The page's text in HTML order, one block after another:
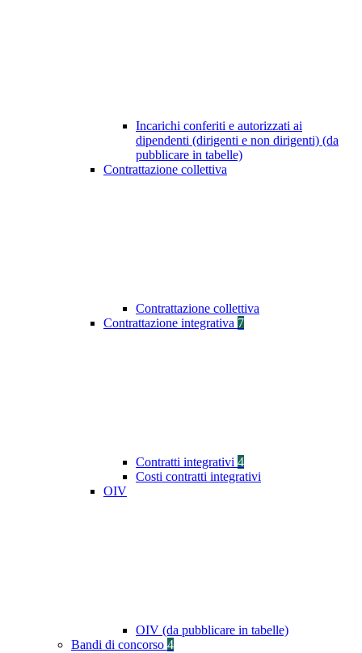
Incarichi conferiti e autorizzati ai
dipendenti (dirigenti e non dirigenti) (da
pubblicare in tabelle)
Contrattazione collettiva
Contrattazione collettiva
Contrattazione integrativa 7
Contratti integrativi 4
Costi contratti integrativi
OIV
OIV (da pubblicare in tabelle)
Bandi di concorso 4